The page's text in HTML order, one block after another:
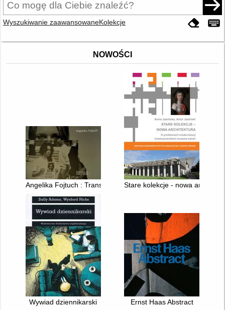
Wyszukiwanie zaawansowaneKolekcje
NOWOŚCI
Angelika Fojtuch : Transparency : Performance Art 2003-2013
Stare kolekcje - nowa
Wywiad dziennikarski Ernst Haas Abstract